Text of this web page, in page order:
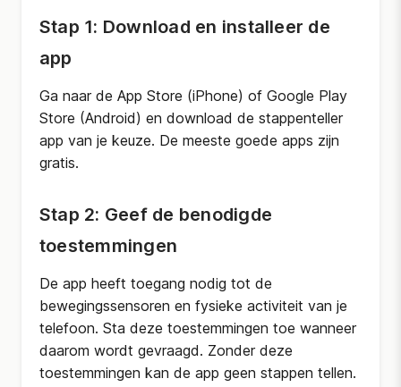
Stap 1: Download en installeer de
app
Ga naar de App Store (iPhone) of Google Play
Store (Android) en download de stappenteller
app van je keuze. De meeste goede apps zijn
gratis.
Stap 2: Geef de benodigde
toestemmingen
De app heeft toegang nodig tot de
bewegingssensoren en fysieke activiteit van je
telefoon. Sta deze toestemmingen toe wanneer
daarom wordt gevraagd. Zonder deze
toestemmingen kan de app geen stappen tellen.